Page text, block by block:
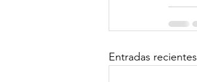
Entradas recientes